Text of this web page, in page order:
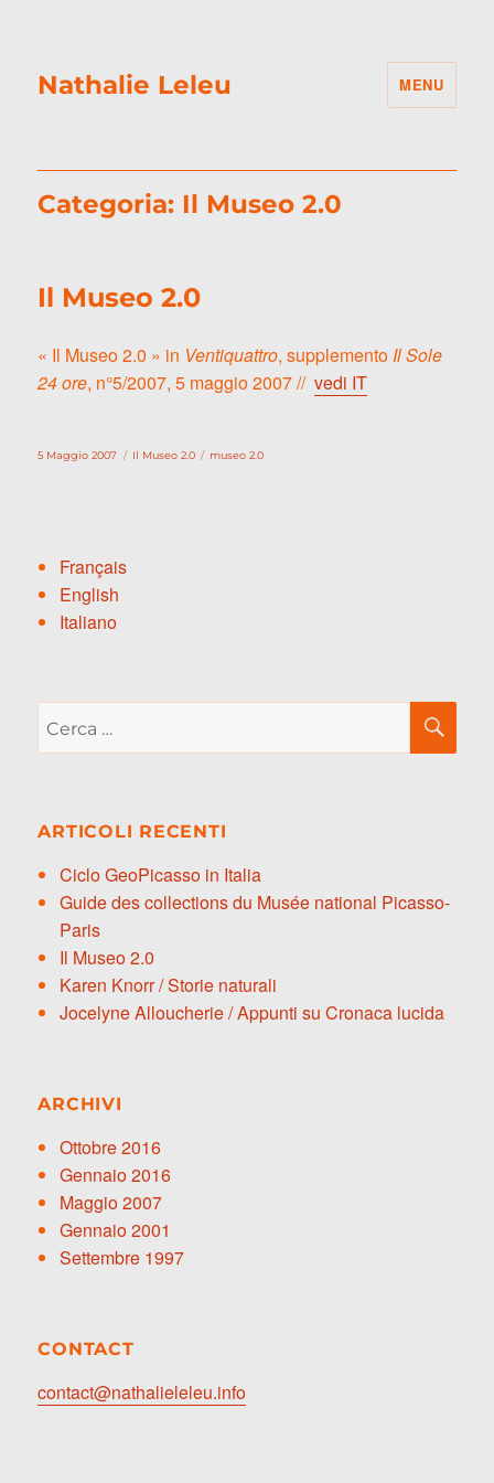
Nathalie Leleu MENU
Categoria: Il Museo 2.0
Il Museo 2.0
« Il Museo 2.0 » in Ventiquattro, supplemento Il Sole
24 ore, n°5/2007, 5 maggio 2007 //vedi IT
Pubblicato
5 Maggio 2007 Categorie
Il Museo 2.0 Tag
museo 2.0
Français
English
Italiano
ARTICOLI RECENTI
Ciclo GeoPicasso in Italia
Guide des collections du Musée national Picasso-
Paris
Il Museo 2.0
Karen Knorr / Storie naturali
Jocelyne Alloucherie / Appunti su Cronaca lucida
ARCHIVI
Ottobre 2016
Gennaio 2016
Maggio 2007
Gennaio 2001
Settembre 1997
CONTACT
contact@nathalieleleu.info